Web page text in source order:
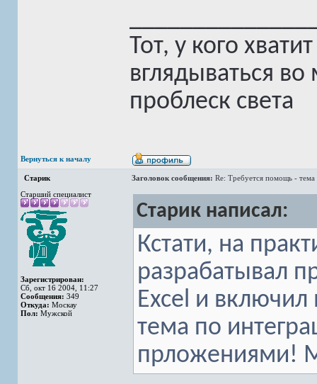
Тот, у кого
вглядываться
проблеск света
Вернуться к началу
Старик Заголовок сообщения: Re: Требуется помощь -
Старший специалист
Зарегистрирован:
Сб, окт 16 2004, 11:27
Сообщения: 349
Откуда: Москау
Пол: Мужской
Старик написал:
Кстати, на
разрабатывал
Excel и включил
тема по
прложениями!